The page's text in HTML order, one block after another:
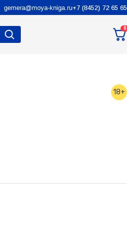
gemera@moya-kniga.ru+7 (8452) 72 65 65
0
18+